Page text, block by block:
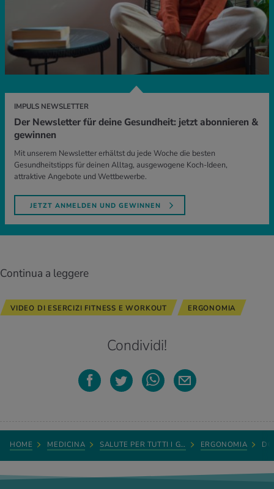
IMPULS NEWSLETTER
Der Newsletter für deine Gesundheit: jetzt abonnieren &
gewinnen
Mit unserem Newsletter erhältst du jede Woche die besten
Gesundheitstipps für deinen Alltag, ausgewogene Koch-Ideen,
attraktive Angebote und Wettbewerbe.
JETZT ANMELDEN UND GEWINNEN
Continua a leggere
VIDEO DI ESERCIZI FITNESS E WORKOUT ERGONOMIA
Condividi!
HOME MEDICINA SALUTE PER TUTTI I G… ERGONOMIA